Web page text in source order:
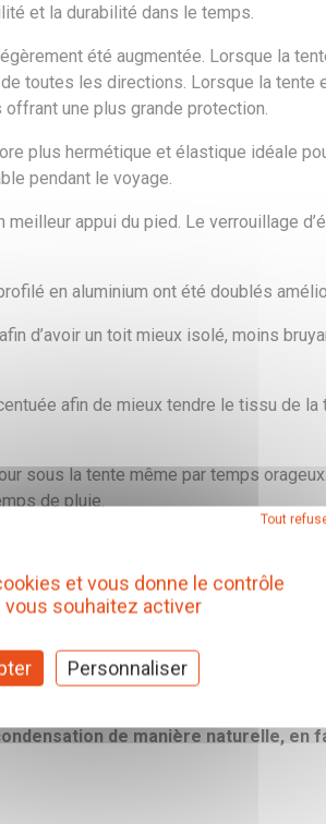
et la durabilité dans le temps.
été augmentée. Lorsque la
toutes les directions. Lorsque la
une plus grande protection.
plus hermétique et élastique idéale
pendant le voyage.
appui du pied. Le verrouillage
en aluminium ont été doublés
d’avoir un toit mieux isolé, moins
afin de mieux tendre le tissu de la
sous la tente même par temps
de pluie.
(AL)
shell) :Les coques en Fiberglass,
outre, en cas de cassure
de la tente, et ne fléchissent pas sous
de manière naturelle, en
et vous donne le contrôle
vous souhaitez activer
Tout
Personnaliser